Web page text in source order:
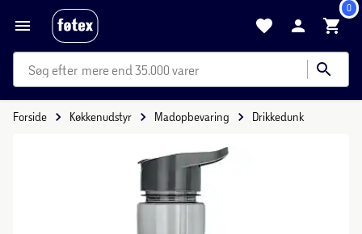
0
mere end 35.000 varer
Forside Køkkenudstyr Madopbevaring Drikkedunk